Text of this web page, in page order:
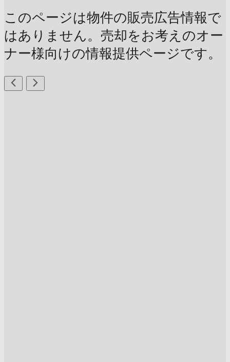
このページは物件の販売広告情報で
はありません。売却をお考えのオー
ナー様向けの情報提供ページです。